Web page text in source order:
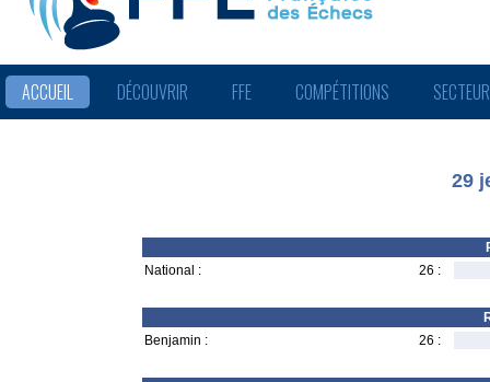
ACCUEIL DÉCOUVRIR FFE COMPÉTITIONS
29
National :
26 :
Benjamin :
26 :